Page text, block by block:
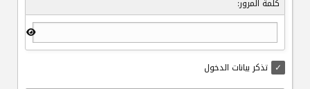
كلمة المرور:
تذكر بيانات الدخول